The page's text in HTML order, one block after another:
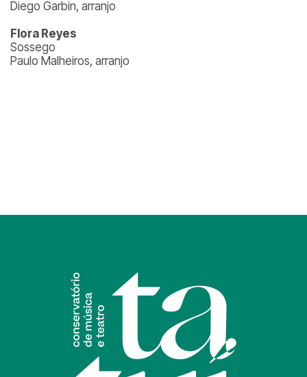
Diego Garbin, arranjo
Flora Reyes
Sossego
Paulo Malheiros, arranjo